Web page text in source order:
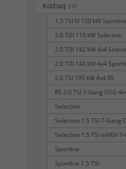
Kodiaq 210
1.5 TSI iV 150 kW Sportline
2.0 TDI 110 kW Selection
2.0 TDI 142 kW 4x4
2.0 TDI 142 kW 4x4
2.0 TSI 195 kW 4x4 RS
RS 2.0 TSI 7-Gang DSG
Selection
Selection 1.5 TSI 7-Gang-
Selection 1.5 TSI mHEV
Sportline
Sportline 1.5 TSI